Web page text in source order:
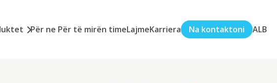
Për ne Për të mirën timeLajmeKarriera Na kontaktoni ALB